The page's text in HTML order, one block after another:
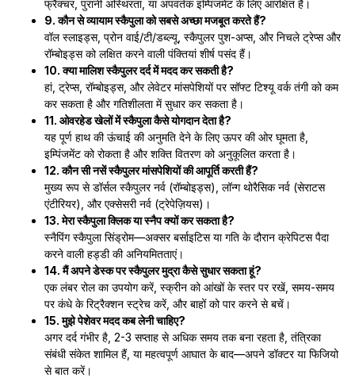
फ्रैक्चर, पुरानी अस्थिरता, या अपवर्तक इम्पिंजमेंट के लिए आरक्षित है।
9. कौन से व्यायाम स्कैपुला को सबसे अच्छा मजबूत करते हैं?
वॉल स्लाइड्स, प्रोन वाई/टी/डब्ल्यू, स्कैपुलर पुश-अप्स, और निचले ट्रेप्स और
रॉम्बोइड्स को लक्षित करने वाली पंक्तियां शीर्ष पसंद हैं।
10. क्या मालिश स्कैपुलर दर्द में मदद कर सकती है?
हां, ट्रेप्स, रॉम्बोइड्स, और लेवेटर मांसपेशियों पर सॉफ्ट टिश्यू वर्क तंगी को कम
कर सकता है और गतिशीलता में सुधार कर सकता है।
11. ओवरहेड खेलों में स्कैपुला कैसे योगदान देता है?
यह पूर्ण हाथ की ऊंचाई की अनुमति देने के लिए ऊपर की ओर घूमता है,
इम्पिंजमेंट को रोकता है और शक्ति वितरण को अनुकूलित करता है।
12. कौन सी नसें स्कैपुलर मांसपेशियों की आपूर्ति करती हैं?
मुख्य रूप से डॉर्सल स्कैपुलर नर्व (रॉम्बोइड्स), लॉन्ग थोरैसिक नर्व (सेराटस
एंटीरियर), और एक्सेसरी नर्व (ट्रेपेज़ियस)।
13. मेरा स्कैपुला क्लिक या स्नैप क्यों कर सकता है?
स्नैपिंग स्कैपुला सिंड्रोम—अक्सर बर्साइटिस या गति के दौरान क्रेपिटस पैदा
करने वाली हड्डी की अनियमितताएं।
14. मैं अपने डेस्क पर स्कैपुलर मुद्रा कैसे सुधार सकता हूं?
एक लंबर रोल का उपयोग करें, स्क्रीन को आंखों के स्तर पर रखें, समय-समय
पर कंधे के रिट्रैक्शन स्ट्रेच करें, और बाहों को पार करने से बचें।
15. मुझे पेशेवर मदद कब लेनी चाहिए?
अगर दर्द गंभीर है, 2-3 सप्ताह से अधिक समय तक बना रहता है, तंत्रिका
संबंधी संकेत शामिल हैं, या महत्वपूर्ण आघात के बाद—अपने डॉक्टर या फिजियो
से बात करें।